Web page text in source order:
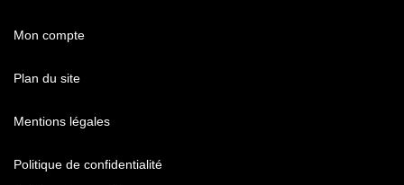
Mon compte
Plan du site
Mentions légales
Politique de confidentialité